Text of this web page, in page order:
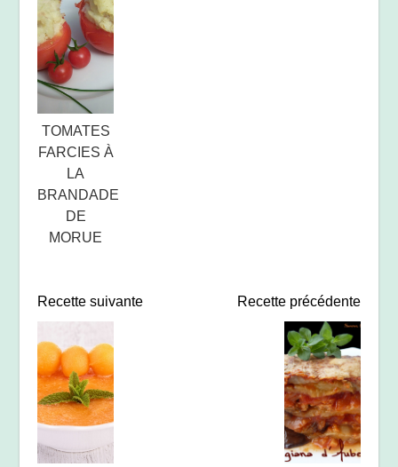
TOMATES
FARCIES À
LA
BRANDADE
DE
MORUE
Recette suivante Recette précédente